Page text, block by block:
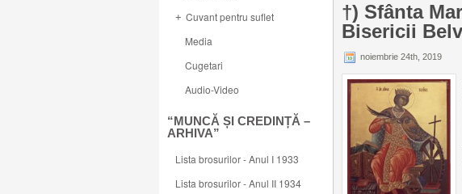
+ Cuvant pentru suflet
Media
Cugetari
Audio-Video
“MUNCĂ ȘI CREDINȚĂ –
ARHIVA”
Lista brosurilor - Anul I 1933
Lista brosurilor - Anul II 1934
†) Sfânta
Bisericii
noiembrie 24th, 2019